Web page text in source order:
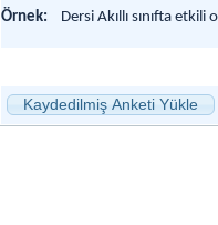
Örnek: Dersi Akıllı sınıfta